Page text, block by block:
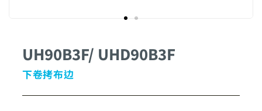
UH90B3F/ UHD90B3F
下卷拷布边